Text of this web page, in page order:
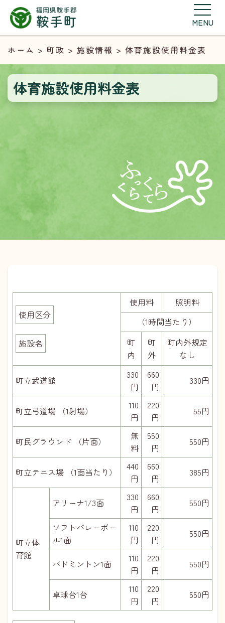
MENU
ホーム > 町政 > 施設情報 > 体育施設使用料金表
体育施設使用料金表
使用区分
施設名
使用料
照明料
（1時間当たり）
町
内
町
外
町内外規定
なし
町立武道館
330
円
660
円
330円
町立弓道場 （1射場）
110
円
220
円
55円
町民グラウンド （片面）
無
料
550
円
550円
町立テニス場 （1面当たり）
440
円
660
円
385円
町立体
育館
アリーナ1/3面
330
円
660
円
550円
ソフトバレーボー
ル1面
110
円
220
円
550円
バドミントン1面
110
円
220
円
550円
卓球台1台
110
円
220
円
550円